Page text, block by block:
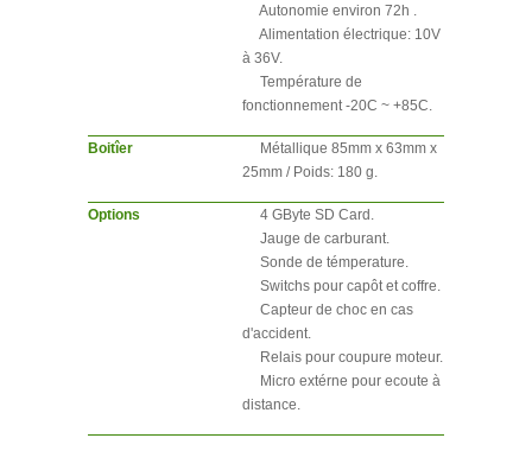
Autonomie environ 72h .
Alimentation électrique: 10V
à 36V.
Température de
fonctionnement -20C ~ +85C.
Boitîer
Métallique 85mm x 63mm x
25mm / Poids: 180 g.
Options
4 GByte SD Card.
Jauge de carburant.
Sonde de témperature.
Switchs pour capôt et coffre.
Capteur de choc en cas
d'accident.
Relais pour coupure moteur.
Micro extérne pour ecoute à
distance.